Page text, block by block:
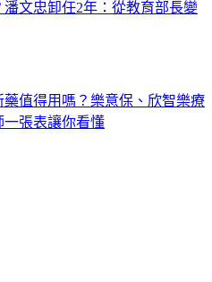
文忠卸任2年：從教育部長變
值得用嗎？樂意保、欣智樂療
張表讓你看懂